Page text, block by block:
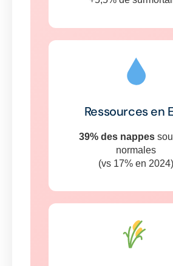
Ressources en
39% des nappes
normales
(vs 17% en 2024)